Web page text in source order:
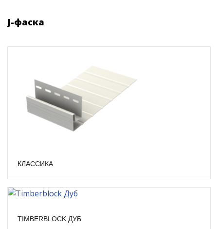
J-фаска
КЛАССИКА
TIMBERBLOCK ДУБ